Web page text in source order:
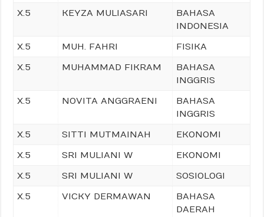
X.5
KEYZA MULIASARI
BAHASA
INDONESIA
X.5
MUH. FAHRI
FISIKA
X.5
MUHAMMAD FIKRAM
BAHASA
INGGRIS
X.5
NOVITA ANGGRAENI
BAHASA
INGGRIS
X.5
SITTI MUTMAINAH
EKONOMI
X.5
SRI MULIANI W
EKONOMI
X.5
SRI MULIANI W
SOSIOLOGI
X.5
VICKY DERMAWAN
BAHASA
DAERAH